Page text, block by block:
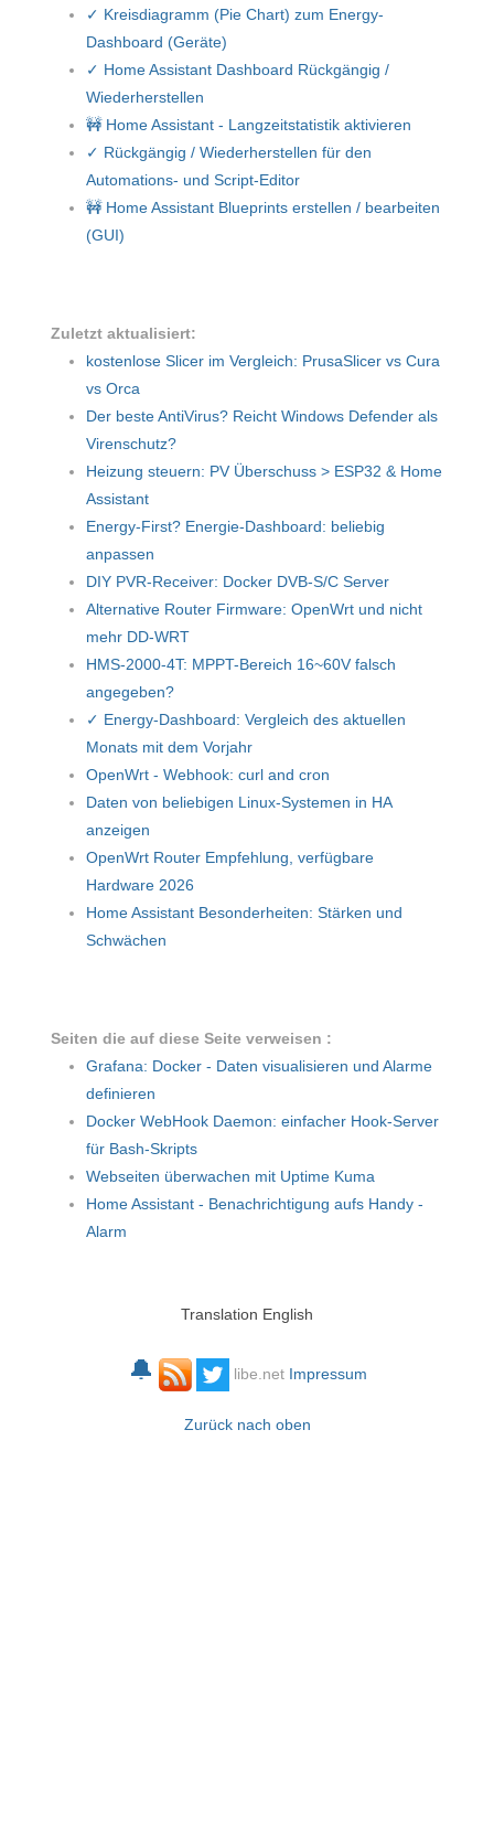
✓ Kreisdiagramm (Pie Chart) zum Energy-
Dashboard (Geräte)
✓ Home Assistant Dashboard Rückgängig /
Wiederherstellen
🚧 Home Assistant - Langzeitstatistik aktivieren
✓ Rückgängig / Wiederherstellen für den
Automations- und Script-Editor
🚧 Home Assistant Blueprints erstellen / bearbeiten
(GUI)
Zuletzt aktualisiert:
kostenlose Slicer im Vergleich: PrusaSlicer vs Cura
vs Orca
Der beste AntiVirus? Reicht Windows Defender als
Virenschutz?
Heizung steuern: PV Überschuss > ESP32 & Home
Assistant
Energy-First? Energie-Dashboard: beliebig
anpassen
DIY PVR-Receiver: Docker DVB-S/C Server
Alternative Router Firmware: OpenWrt und nicht
mehr DD-WRT
HMS-2000-4T: MPPT-Bereich 16~60V falsch
angegeben?
✓ Energy-Dashboard: Vergleich des aktuellen
Monats mit dem Vorjahr
OpenWrt - Webhook: curl and cron
Daten von beliebigen Linux-Systemen in HA
anzeigen
OpenWrt Router Empfehlung, verfügbare
Hardware 2026
Home Assistant Besonderheiten: Stärken und
Schwächen
Seiten die auf diese Seite verweisen :
Grafana: Docker - Daten visualisieren und Alarme
definieren
Docker WebHook Daemon: einfacher Hook-Server
für Bash-Skripts
Webseiten überwachen mit Uptime Kuma
Home Assistant - Benachrichtigung aufs Handy -
Alarm
Translation English
🔔 libe.net Impressum
Zurück nach oben